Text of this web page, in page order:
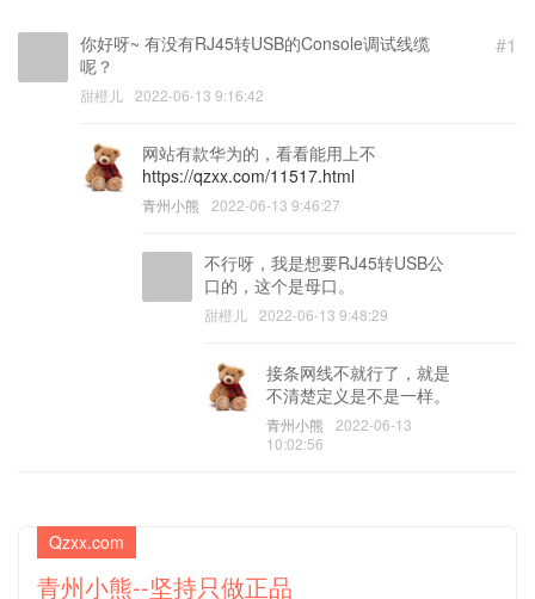
#1
你好呀~ 有没有RJ45转USB的Console调试线缆
呢？
甜橙儿 2022-06-13 9:16:42
网站有款华为的，看看能用上不
https://qzxx.com/11517.html
青州小熊 2022-06-13 9:46:27
不行呀，我是想要RJ45转USB公
口的，这个是母口。
甜橙儿 2022-06-13 9:48:29
接条网线不就行了，就是
不清楚定义是不是一样。
青州小熊
2022-06-13
10:02:56
Qzxx.com
青州小熊--坚持只做正品